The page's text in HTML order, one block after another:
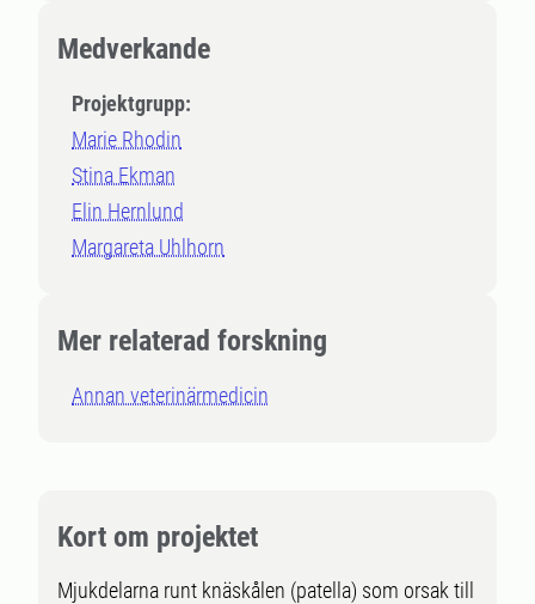
Medverkande
Projektgrupp:
Marie Rhodin
Stina Ekman
Elin Hernlund
Margareta Uhlhorn
Mer relaterad forskning
Annan veterinärmedicin
Kort om projektet
Mjukdelarna runt knäskålen (patella) som orsak till